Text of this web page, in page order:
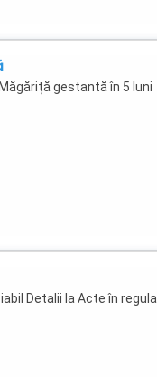
gestantă în 5 luni
Detalii la Acte în regula